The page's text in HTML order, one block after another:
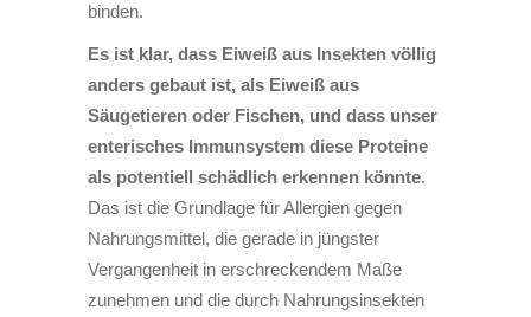
binden.
Es ist klar, dass Eiweiß aus Insekten völlig
anders gebaut ist, als Eiweiß aus
Säugetieren oder Fischen, und dass unser
enterisches Immunsystem diese Proteine
als potentiell schädlich erkennen könnte.
Das ist die Grundlage für Allergien gegen
Nahrungsmittel, die gerade in jüngster
Vergangenheit in erschreckendem Maße
zunehmen und die durch Nahrungsinsekten